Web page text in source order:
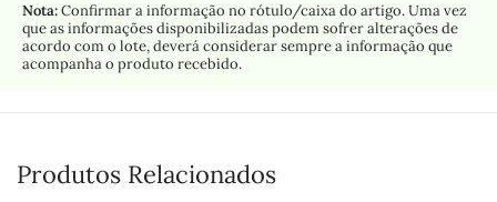
Nota:Confirmar a informação no rótulo/caixa do artigo. Uma vez
que as informações disponibilizadas podem sofrer alterações de
acordo com o lote, deverá considerar sempre a informação que
acompanha o produto recebido.
Produtos Relacionados